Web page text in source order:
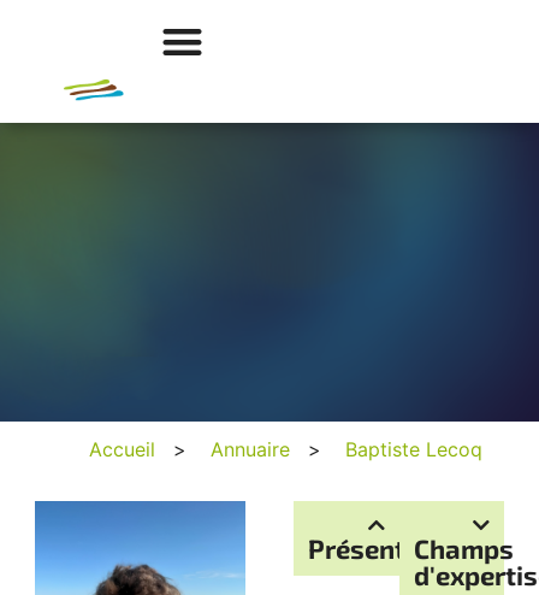
Accueil > Annuaire > Baptiste Lecoq
Présentation
Champs